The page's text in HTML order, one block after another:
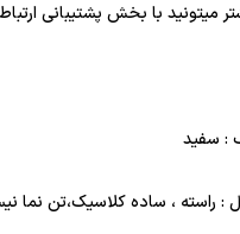
میتونید با بخش پشتیبانی
: سفید
: راسته ، ساده کلاسیک،تن نما